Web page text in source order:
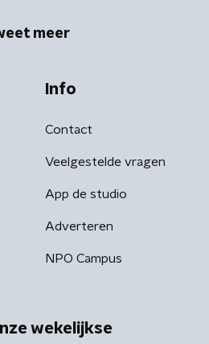
meer
Info
Contact
Veelgestelde vragen
App de studio
Adverteren
NPO Campus
wekelijkse